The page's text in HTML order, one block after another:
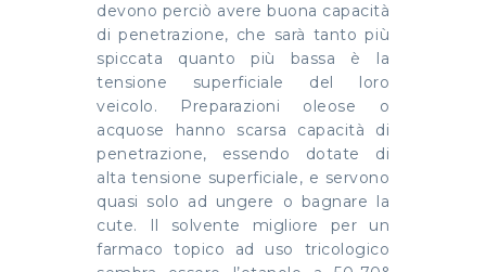
devono perciò avere buona capacità
di penetrazione, che sarà tanto più
spiccata quanto più bassa è la
tensione superficiale del loro
veicolo. Preparazioni oleose o
acquose hanno scarsa capacità di
penetrazione, essendo dotate di
alta tensione superficiale, e servono
quasi solo ad ungere o bagnare la
cute. Il solvente migliore per un
farmaco topico ad uso tricologico